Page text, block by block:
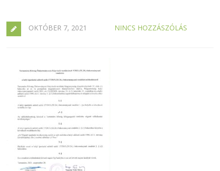
OKTÓBER 7, 2021 NINCS HOZZÁSZÓLÁS